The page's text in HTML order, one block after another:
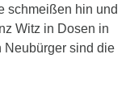
schmeißen hin und
Witz in Dosen in
Neubürger sind die